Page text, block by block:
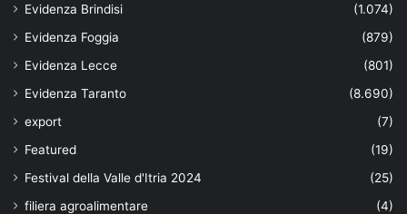
Evidenza Brindisi
(1.074)
Evidenza Foggia
(879)
Evidenza Lecce
(801)
Evidenza Taranto
(8.690)
export
(7)
Featured
(19)
Festival della Valle d'Itria 2024
(25)
filiera agroalimentare
(4)